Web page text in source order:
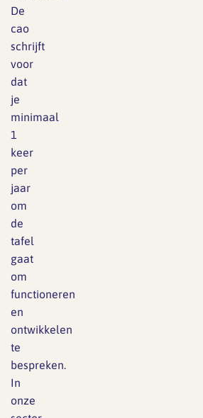
De
cao
schrijft
voor
dat
je
minimaal
1
keer
per
jaar
om
de
tafel
gaat
om
functioneren
en
ontwikkelen
te
bespreken.
In
onze